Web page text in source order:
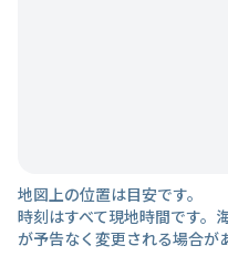
地図上の位置は目安です。
時刻はすべて現地時間です。
が予告なく変更される場合が